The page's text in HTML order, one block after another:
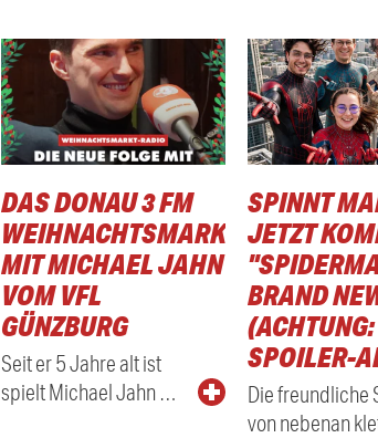
DAS DONAU 3 FM
WEIHNACHTSMARKTRADIO
MIT MICHAEL JAHN
VOM VFL
GÜNZBURG
Seit er 5 Jahre alt ist
spielt Michael Jahn …
SPINNT
JETZT
BRAND
(ACHTUNG:
SPOILER-
Die freundliche
von nebenan